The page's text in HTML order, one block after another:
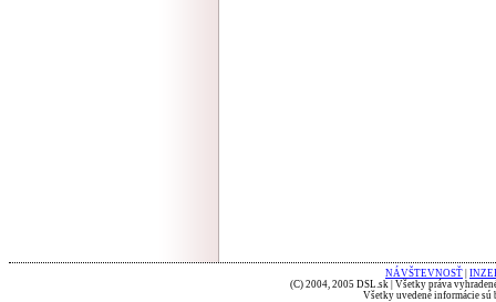
NÁVŠTEVNOSŤ
(C) 2004, 2005 DSL.sk | Všetky práva
Všetky uvedené informácie sú